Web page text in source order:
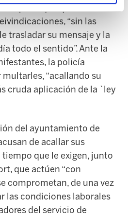
les pidió que quitaran las
“sin las
trasladar su mensaje y la
todo el sentido”. Ante la
la policía
“acallando su
cruda aplicación de la `ley
del ayuntamiento de
de acallar sus
que le exigen, junto
que actúen “con
comprometan, de una vez
las condiciones laborales
del servicio de